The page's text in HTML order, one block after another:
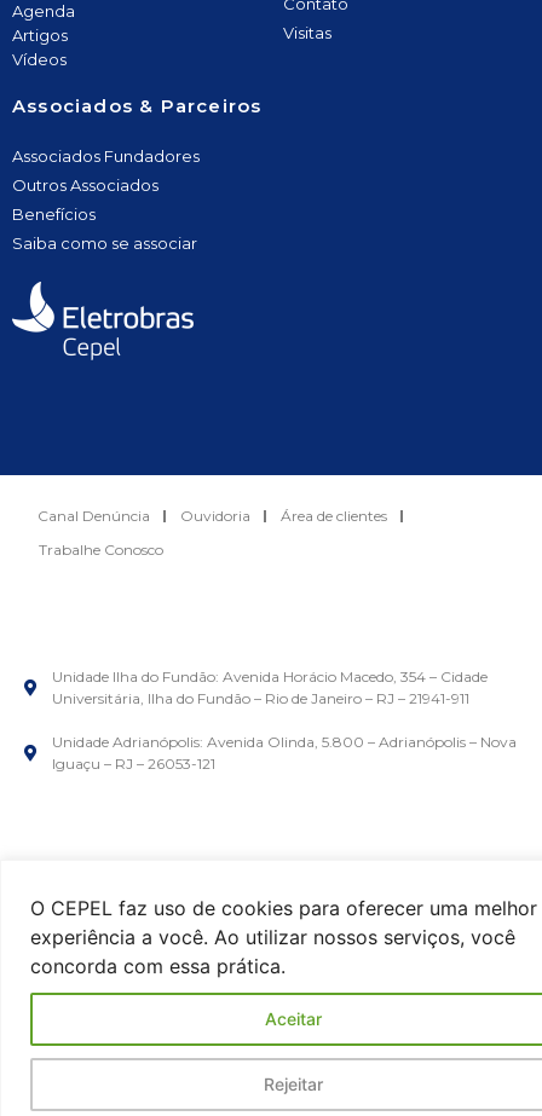
O CEPEL faz uso de cookies para oferecer uma melhor
experiência a você. Ao utilizar nossos serviços, você
concorda com essa prática.
Rejeitar
Aceitar
Agenda
Artigos
Vídeos
Contato
Visitas
Associados & Parceiros
Associados Fundadores
Outros Associados
Benefícios
Saiba como se associar
Canal Denúncia Ouvidoria
Área de clientes
Trabalhe Conosco
Unidade Ilha do Fundão: Avenida Horácio Macedo, 354 – Cidade
Universitária, Ilha do Fundão – Rio de Janeiro – RJ – 21941-911
Unidade Adrianópolis: Avenida Olinda, 5.800 – Adrianópolis – Nova
Iguaçu – RJ – 26053-121